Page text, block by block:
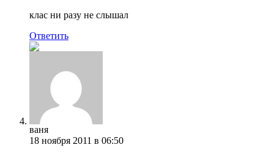
клас ни разу не слышал
Ответить
ваня
18 ноября 2011 в 06:50